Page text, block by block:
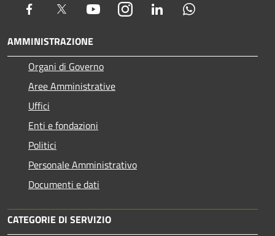
Facebook Twitter YoutubeInstagram LinkedIn
AMMINISTRAZIONE
Organi di Governo
Aree Amministrative
Uffici
Enti e fondazioni
Politici
Personale Amministrativo
Documenti e dati
CATEGORIE DI SERVIZIO